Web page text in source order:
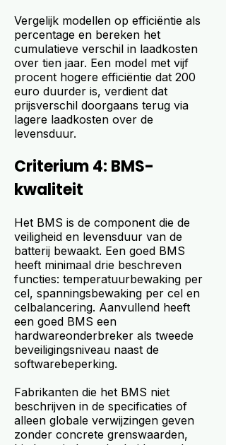
Vergelijk modellen op efficiëntie als
percentage en bereken het
cumulatieve verschil in laadkosten
over tien jaar. Een model met vijf
procent hogere efficiëntie dat 200
euro duurder is, verdient dat
prijsverschil doorgaans terug via
lagere laadkosten over de
levensduur.
Criterium 4: BMS-
kwaliteit
Het BMS is de component die de
veiligheid en levensduur van de
batterij bewaakt. Een goed BMS
heeft minimaal drie beschreven
functies: temperatuurbewaking per
cel, spanningsbewaking per cel en
celbalancering. Aanvullend heeft
een goed BMS een
hardwareonderbreker als tweede
beveiligingsniveau naast de
softwarebeperking.
Fabrikanten die het BMS niet
beschrijven in de specificaties of
alleen globale verwijzingen geven
zonder concrete grenswaarden,